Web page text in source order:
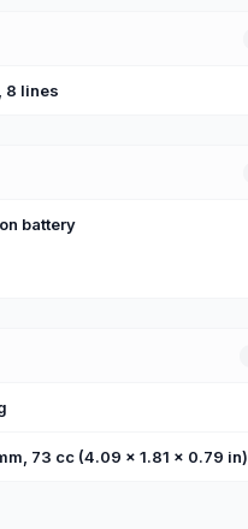
8 lines
battery
73 cc (4.09 x 1.81 x 0.79 in)